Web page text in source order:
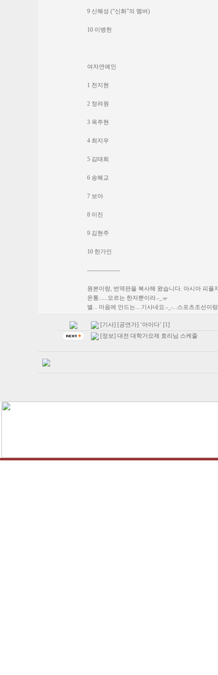
9 신혜성 (“신화”의 멤버)
10 이병헌
여자연예인
1 전지현
2 정려원
3 옥주현
4 최지우
5 김태희
6 송혜교
7 보아
8 이진
9 김현주
10 한가인
-----------------
원본이랑, 번역판을 복사해 왔습니다. 아시아 피
온통......모르는 한자뿐이라.-_ㅠ
별... 마음에 안드는... 기사네요.-_-...스포츠조선이
[기사] [공연가] ‘아이다’ [1]
[정보] 대전 대학가요제 효리님 스케줄